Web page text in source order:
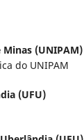
(UNIPAM)
do UNIPAM
(UFU)